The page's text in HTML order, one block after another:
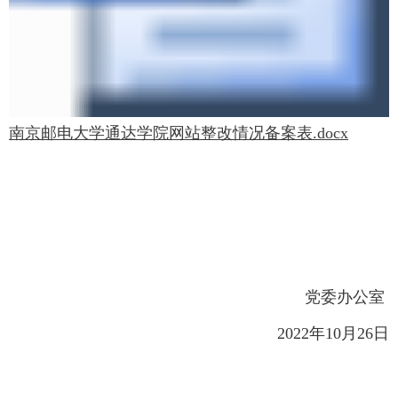
南京邮电大学通达学院网站整改情况备案表.docx
党委办公室
2022年10月26日